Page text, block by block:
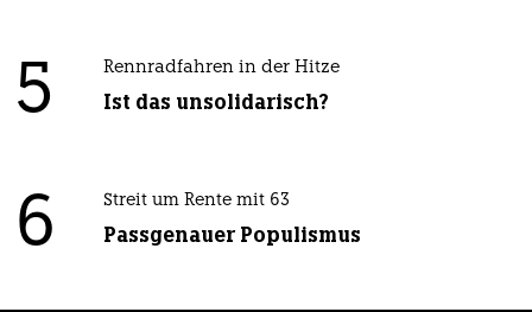
5 Rennradfahren in der Hitze
Ist das unsolidarisch?
6 Streit um Rente mit 63
Passgenauer Populismus